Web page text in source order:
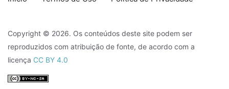
Copyright © 2026. Os conteúdos deste site podem ser
reproduzidos com atribuição de fonte, de acordo com a
licença CC BY 4.0